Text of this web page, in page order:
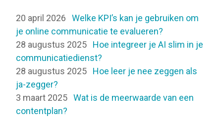
20 april 2026
Welke KPI’s kan je gebruiken om
je online communicatie te evalueren?
28 augustus 2025
Hoe integreer je AI slim in je
communicatiedienst?
28 augustus 2025
Hoe leer je nee zeggen als
ja-zegger?
3 maart 2025 Wat is de meerwaarde van een
contentplan?